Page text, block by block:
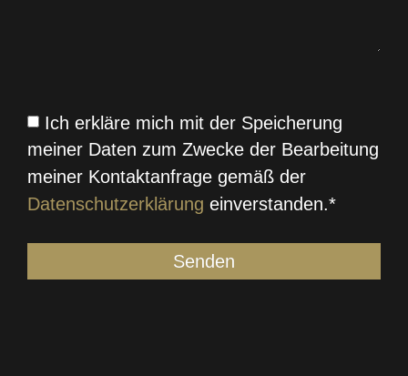
Ich erkläre mich mit der Speicherung
meiner Daten zum Zwecke der Bearbeitung
meiner Kontaktanfrage gemäß der
Datenschutzerklärung einverstanden.*
Senden